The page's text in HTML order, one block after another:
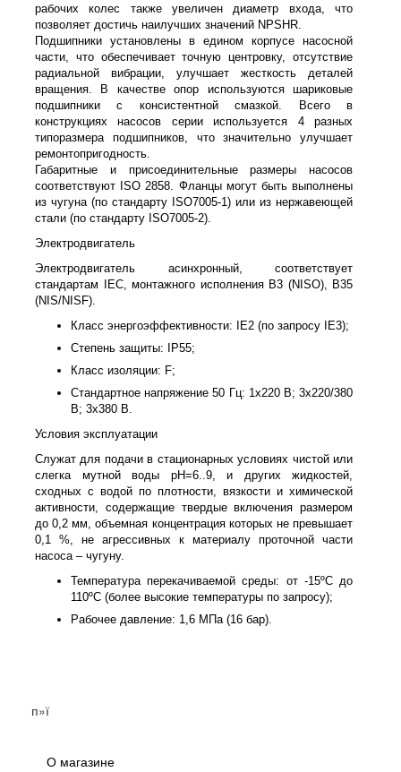
рабочих колес также увеличен диаметр входа, что
позволяет достичь наилучших значений NPSHR.
Подшипники установлены в едином корпусе насосной
части, что обеспечивает точную центровку, отсутствие
радиальной вибрации, улучшает жесткость деталей
вращения. В качестве опор используются шариковые
подшипники с консистентной смазкой. Всего в
конструкциях насосов серии используется 4 разных
типоразмера подшипников, что значительно улучшает
ремонтопригодность.
Габаритные и присоединительные размеры насосов
соответствуют ISO 2858. Фланцы могут быть выполнены
из чугуна (по стандарту ISO7005-1) или из нержавеющей
стали (по стандарту ISO7005-2).
Электродвигатель
Электродвигатель асинхронный, соответствует
стандартам IEC, монтажного исполнения B3 (NISO), B35
(NIS/NISF).
Класс энергоэффективности: IE2 (по запросу IE3);
Степень защиты: IP55;
Класс изоляции: F;
Стандартное напряжение 50 Гц: 1х220 В; 3x220/380
В; 3x380 В.
Условия эксплуатации
Служат для подачи в стационарных условиях чистой или
слегка мутной воды pH=6..9, и других жидкостей,
сходных с водой по плотности, вязкости и химической
активности, содержащие твердые включения размером
до 0,2 мм, объемная концентрация которых не превышает
0,1 %, не агрессивных к материалу проточной части
насоса – чугуну.
Температура перекачиваемой среды: от -15ºС до
110ºС (более высокие температуры по запросу);
Рабочее давление: 1,6 МПа (16 бар).
п»ї
О магазине